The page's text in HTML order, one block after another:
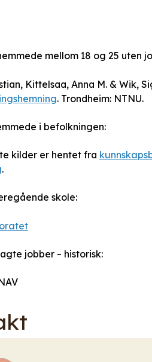
mellom 18 og 25 uten
Kittelsaa, Anna M. & Wik,
. Trondheim: NTNU.
i befolkningen:
kilder er hentet fra
.
skole:
jobber – historisk: